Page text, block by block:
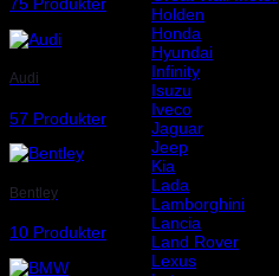
Holden
Honda
Hyundai
Infinity
Isuzu
Iveco
Jaguar
Jeep
Kia
Lada
Lamborghini
Lancia
Land Rover
Lexus
Audi
57 Produkter
Bentley
10 Produkter